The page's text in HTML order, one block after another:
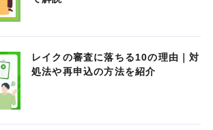
レイクの審査に落ちる10の理由｜対
処法や再申込の方法を紹介